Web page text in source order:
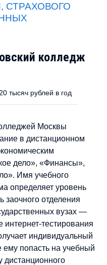
СТРАХОВОГО
колледж
тысяч рублей в год
Москвы
в дистанционном
дело», «Финансы»,
Имя учебного
определяет уровень
отделения
вузах —
интернет-тестирования
индивидуальный
попасть на учебный